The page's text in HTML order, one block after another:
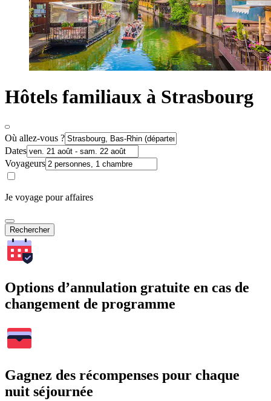
Hôtels familiaux à Strasbourg
Où allez-vous ?
Dates
Voyageurs
Je voyage pour affaires
Rechercher
Options d’annulation gratuite en cas de
changement de programme
Gagnez des récompenses pour chaque
nuit séjournée